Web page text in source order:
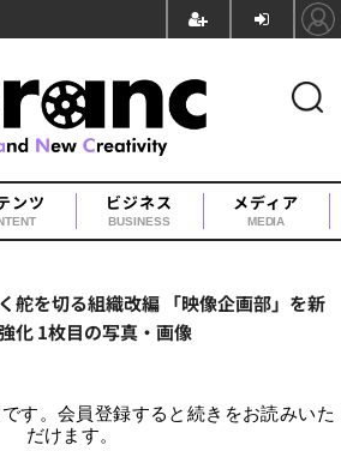
ンツ ビジネス
BUSINESS
メディア
MEDIA
舵を切る組織改編 「映像企画部」を新
化 1枚目の写真・画像
す。会員登録すると続きをお読みいた
だけます。